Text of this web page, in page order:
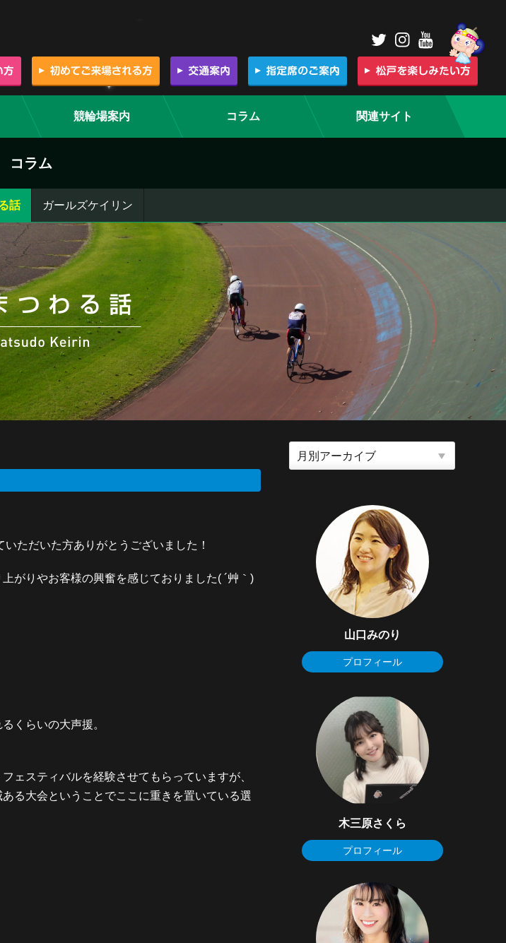
競輪場案内 コラム 関連サイト
コラム
話 ガールズケイリン
ただいた方ありがとうございました！
がりやお客様の興奮を感じておりました( ´艸｀)
くらいの大声援。
ェスティバルを経験させてもらっていますが、
る大会ということでここに重きを置いている選
山口みのり
プロフィール
木三原さくら
プロフィール